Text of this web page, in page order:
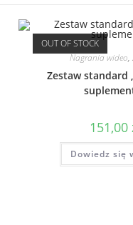
OUT OF STOCK
Nagrania wideo,
Zestaw standard
151,00
Dowiedz się